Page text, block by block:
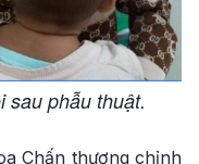
sau phẫu thuật.
Chấn thương chỉnh